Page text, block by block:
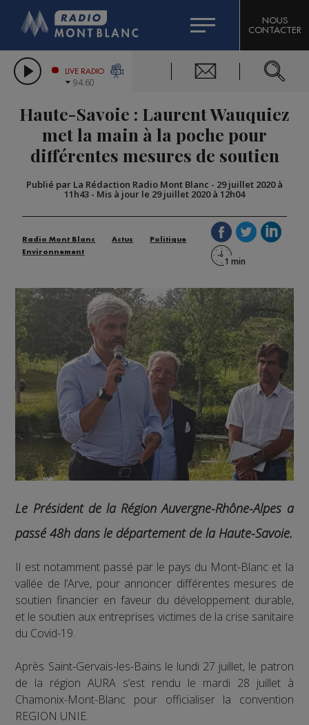
LES CHRONIQUES DE L'EXPERT
CITIZEN MACHINERY
GRAND MASSIF DOMAINES SKIABLES
BIGARD
COMPAGNIE DU MONT-BLANC
NOUS
CONTACTER
LIVE RADIO
94.60
Haute-Savoie : Laurent Wauquiez
met la main à la poche pour
différentes mesures de soutien
Publié par La Rédaction Radio Mont Blanc - 29 juillet 2020 à
11h43 - Mis à jour le 29 juillet 2020 à 12h04
Radio Mont Blanc Actus
Politique
Environnement
Le Président de la Région Auvergne-Rhône-Alpes a
passé 48h dans le département de la Haute-Savoie.
Il est notamment passé par le pays du Mont-Blanc et la
vallée de l’Arve, pour annoncer différentes mesures de
soutien financier en faveur du développement durable,
et le soutien aux entreprises victimes de la crise sanitaire
du Covid-19.
Après Saint-Gervais-les-Bains le lundi 27 juillet, le patron
de la région AURA s’est rendu le mardi 28 juillet à
Chamonix-Mont-Blanc pour officialiser la convention
REGION UNIE.